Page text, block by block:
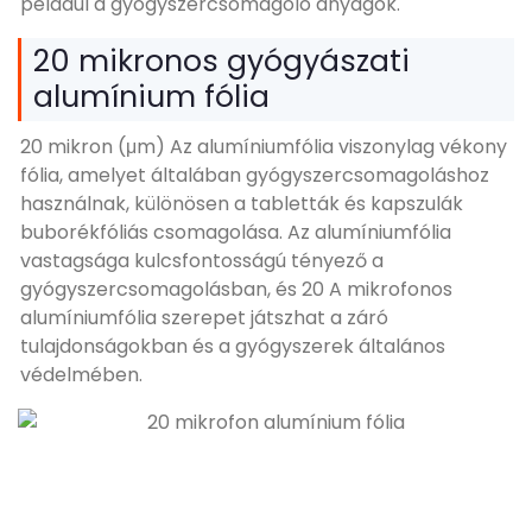
20 mikronos gyógyászati ​​
alumínium fólia
20 mikron (μm) Az alumíniumfólia viszonylag vékony
fólia, amelyet általában gyógyszercsomagoláshoz
használnak, különösen a tabletták és kapszulák
buborékfóliás csomagolása. Az alumíniumfólia
vastagsága kulcsfontosságú tényező a
gyógyszercsomagolásban, és 20 A mikrofonos
alumíniumfólia szerepet játszhat a záró
tulajdonságokban és a gyógyszerek általános
védelmében.